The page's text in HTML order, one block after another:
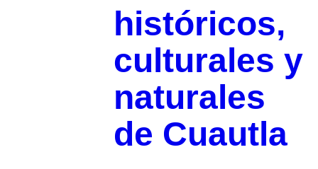
históricos,
culturales y
naturales
de Cuautla